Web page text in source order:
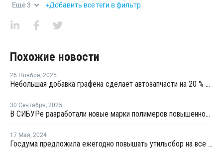
Еще3 +Добавить все теги в фильтр
Похожие новости
26 Ноября, 2025
Небольшая добавка графена сделает автозапчасти на 20 % прочнее и на 18 % легче
30 Сентября, 2025
В СИБУРе разработали новые марки полимеров повышенной прочности
17 Мая, 2024
Госдума предложила ежегодно повышать утильсбор на все автомобили